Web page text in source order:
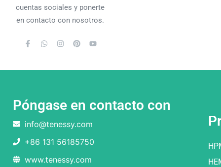
cuentas sociales y ponerte
en contacto con nosotros.
Póngase en contacto con
info@tenessy.com
+86 131 56185750
www.tenessy.com